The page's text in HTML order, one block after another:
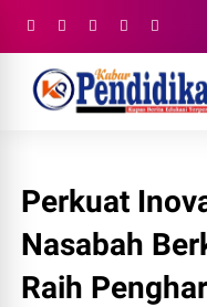
Perkuat
Nasabah
Raih